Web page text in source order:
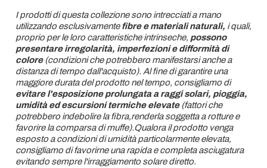
I prodotti di questa collezione sono intrecciati a mano
utilizzando esclusivamentefibre e materiali naturali, i quali,
proprio per le loro caratteristiche intrinseche, possono
presentare irregolarità, imperfezioni e difformità di
colore(condizioni che potrebbero manifestarsi anche a
distanza di tempo dall'acquisto). Al fine di garantire una
maggiore durata del prodotto nel tempo, consigliamo di
evitare l'esposizione prolungata a raggi solari, pioggia,
umidità ed escursioni termiche elevate (fattori che
potrebbero indebolire la fibra,renderla soggetta a rotture e
favorire la comparsa di muffe).Qualora il prodotto venga
esposto a condizioni di umidità particolarmente elevata,
consigliamo di favorirne una rapida e completa asciugatura
evitando sempre l'irraggiamento solare diretto.